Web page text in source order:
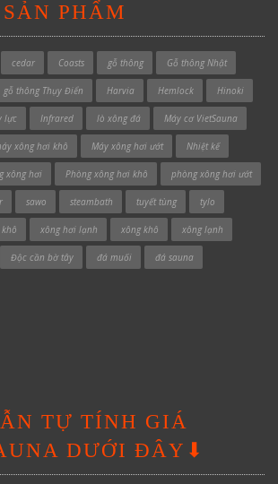
PHẨM
cedar Coasts gỗ thông Gỗ thông Nhật
gỗ thông Thụy Điển Harvia Hemlock Hinoki
lực Infrared lò xông đá Máy cơ VietSauna
xông hơi khô Máy xông hơi ướt Nhiệt kế
xông hơi Phòng xông hơi khô phòng xông hơi ướt
sawo steambath tuyết tùng tylo
xông hơi lạnh xông khô xông lạnh
Độc cần bờ tây đá muối đá sauna
TỰ TÍNH GIÁ
DƯỚI ĐÂY⬇